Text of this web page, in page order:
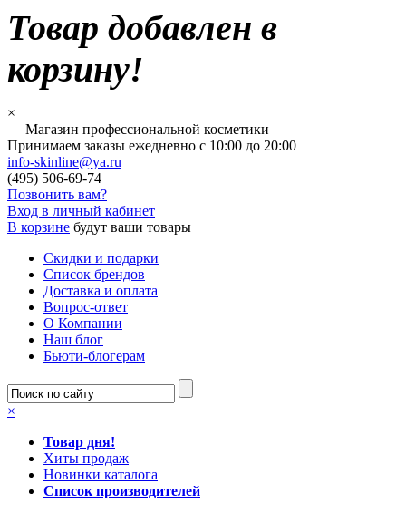
Товар добавлен в
корзину!
×
— Магазин профессиональной косметики
Принимаем заказы ежедневно с 10:00 до 20:00
info-skinline@ya.ru
(495) 506-69-74
Позвонить вам?
Вход в личный кабинет
В корзине будут ваши товары
Скидки и подарки
Список брендов
Доставка и оплата
Вопрос-ответ
О Компании
Наш блог
Бьюти-блогерам
×
Товар дня!
Хиты продаж
Новинки каталога
Список производителей